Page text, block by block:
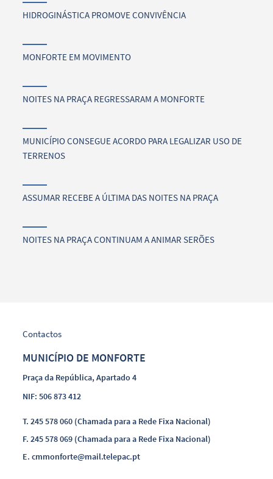
HIDROGINÁSTICA PROMOVE CONVIVÊNCIA
MONFORTE EM MOVIMENTO
NOITES NA PRAÇA REGRESSARAM A MONFORTE
MUNICÍPIO CONSEGUE ACORDO PARA LEGALIZAR USO DE
TERRENOS
ASSUMAR RECEBE A ÚLTIMA DAS NOITES NA PRAÇA
NOITES NA PRAÇA CONTINUAM A ANIMAR SERÕES
Contactos
MUNICÍPIO DE MONFORTE
Praça da República, Apartado 4
NIF: 506 873 412
T.245 578 060 (Chamada para a Rede Fixa Nacional)
F.245 578 069 (Chamada para a Rede Fixa Nacional)
E.cmmonforte@mail.telepac.pt